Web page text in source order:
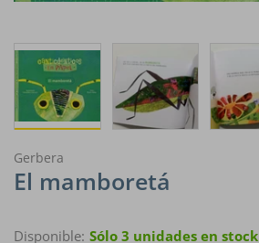
Gerbera
El mamboretá
Disponible: Sólo 3 unidades en stock